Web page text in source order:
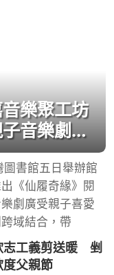
樂聚工坊
音樂劇盛
圖書館五日舉辦館
《仙履奇緣》閱
劇廣受親子喜愛
域結合，帶
志工義剪送暖 剉
父親節